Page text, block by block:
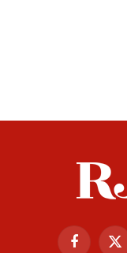
Facebook
X